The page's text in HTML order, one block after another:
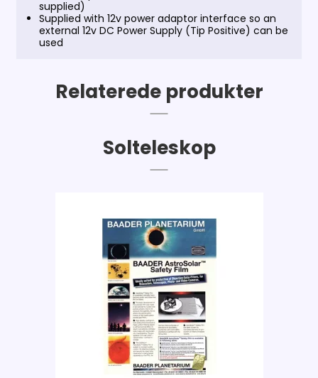
supplied)
Supplied with 12v power adaptor interface so an
external 12v DC Power Supply (Tip Positive) can be
used
Relaterede produkter
Solteleskop